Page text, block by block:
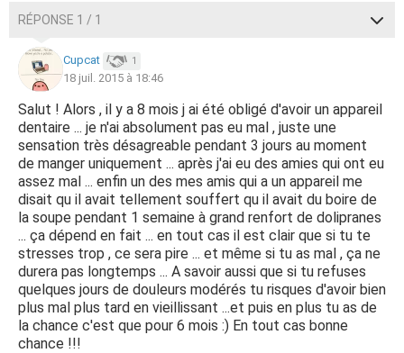
RÉPONSE 1 / 1
Cupcat 1
18 juil. 2015 à 18:46
Salut ! Alors , il y a 8 mois j ai été obligé d'avoir un appareil
dentaire ... je n'ai absolument pas eu mal , juste une
sensation très désagreable pendant 3 jours au moment
de manger uniquement ... après j'ai eu des amies qui ont eu
assez mal ... enfin un des mes amis qui a un appareil me
disait qu il avait tellement souffert qu il avait du boire de
la soupe pendant 1 semaine à grand renfort de dolipranes
... ça dépend en fait ... en tout cas il est clair que si tu te
stresses trop , ce sera pire ... et même si tu as mal , ça ne
durera pas longtemps ... A savoir aussi que si tu refuses
quelques jours de douleurs modérés tu risques d'avoir bien
plus mal plus tard en vieillissant ...et puis en plus tu as de
la chance c'est que pour 6 mois :) En tout cas bonne
chance !!!